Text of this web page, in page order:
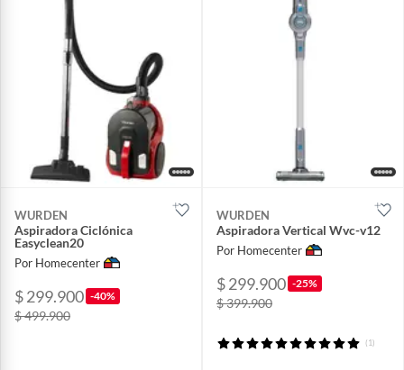
WURDEN
Aspiradora Ciclónica
Easyclean20
Por Homecenter
$ 299.900 -40%
$ 499.900
WURDEN
Aspiradora Vertical Wvc-v12
Por Homecenter
$ 299.900 -25%
$ 399.900
(1)